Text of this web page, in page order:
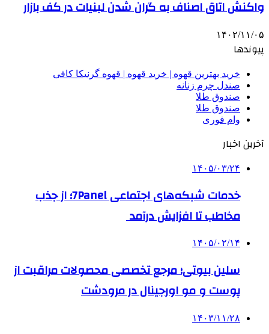
واکنش اتاق اصناف به گران شدن لبنیات در کف بازار
۱۴۰۲/۱۱/۰۵
پیوندها
خرید بهترین قهوه | خرید قهوه | قهوه گرنیکا کافی
صندل چرم زنانه
صندوق طلا
صندوق طلا
وام فوری
آخرین اخبار
۱۴۰۵/۰۳/۲۴
خدمات شبکه‌های اجتماعی 7Panel؛ از جذب
مخاطب تا افزایش درآمد
۱۴۰۵/۰۲/۱۴
سلین بیوتی؛ مرجع تخصصی محصولات مراقبت از
پوست و مو اورجینال در مرودشت
۱۴۰۳/۱۱/۲۸